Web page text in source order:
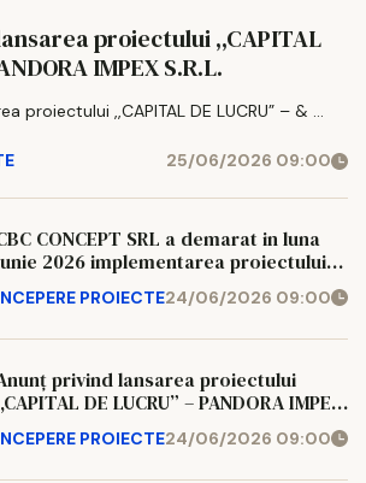
proiectului ,,CAPITAL
LUCRU” – PANDORA IMPEX S.R.L.
proiectului ,,CAPITAL DE LUCRU” – & ...
25/06/2026 09:00
CONCEPT SRL a demarat in luna
2026 implementarea proiectului
si dezvoltare “, cod SMIS
PROIECTE24/06/2026 09:00
privind lansarea proiectului
DE LUCRU” – PANDORA IMPEX
PROIECTE24/06/2026 09:00